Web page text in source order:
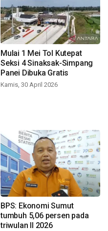
Mulai 1 Mei Tol Kutepat
Seksi 4 Sinaksak-Simpang
Panei Dibuka Gratis
Kamis, 30 April 2026
BPS: Ekonomi Sumut
tumbuh 5,06 persen pada
triwulan II 2026